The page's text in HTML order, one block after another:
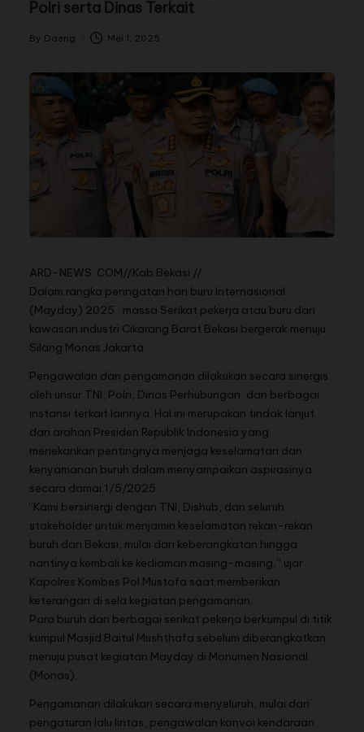
Polri serta Dinas Terkait
By Daeng Mei 1, 2025
ARD-NEWS. COM//Kab.Bekasi //
Dalam rangka peringatan hari buru Internasional
(Mayday) 2025 , massa Serikat pekerja atau buru dari
kawasan industri Cikarang Barat Bekasi bergerak menuju
Silang Monas Jakarta.
Pengawalan dan pengamanan dilakukan secara sinergis
oleh unsur TNI, Polri, Dinas Perhubungan, dan berbagai
instansi terkait lainnya. Hal ini merupakan tindak lanjut
dari arahan Presiden Republik Indonesia yang
menekankan pentingnya menjaga keselamatan dan
kenyamanan buruh dalam menyampaikan aspirasinya
secara damai.1/5/2025.
“Kami bersinergi dengan TNI, Dishub, dan seluruh
stakeholder untuk menjamin keselamatan rekan-rekan
buruh dari Bekasi, mulai dari keberangkatan hingga
nantinya kembali ke kediaman masing-masing,” ujar
Kapolres Kombes Pol Mustofa saat memberikan
keterangan di sela kegiatan pengamanan.
Para buruh dari berbagai serikat pekerja berkumpul di titik
kumpul Masjid Baitul Mushthafa sebelum diberangkatkan
menuju pusat kegiatan Mayday di Monumen Nasional
(Monas).
Pengamanan dilakukan secara menyeluruh, mulai dari
pengaturan lalu lintas, pengawalan konvoi kendaraan